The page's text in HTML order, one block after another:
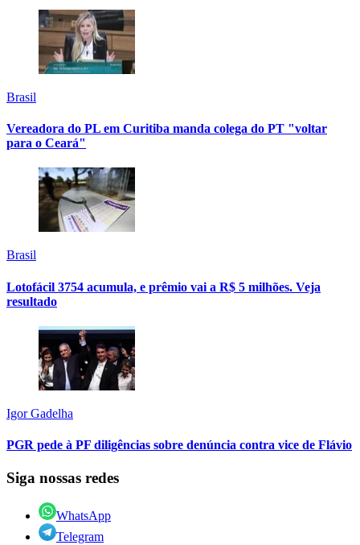
Brasil
Vereadora do PL em Curitiba manda colega do PT "voltar
para o Ceará"
Brasil
Lotofácil 3754 acumula, e prêmio vai a R$ 5 milhões. Veja
resultado
Igor Gadelha
PGR pede à PF diligências sobre denúncia contra vice de Flávio
Siga nossas redes
WhatsApp
Telegram